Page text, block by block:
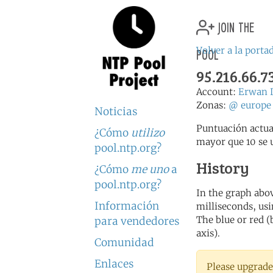
Noticias
¿Cómo utilizo
pool.ntp.org?
¿Cómo me unoa
pool.ntp.org?
Información
para vendedores
Comunidad
Enlaces
join the
pool
Volver a la
Account: Erwan
Zonas: @ europe
Puntuación
mayor que 10 se
History
In the graph
milliseconds,
The blue or red
axis).
Please